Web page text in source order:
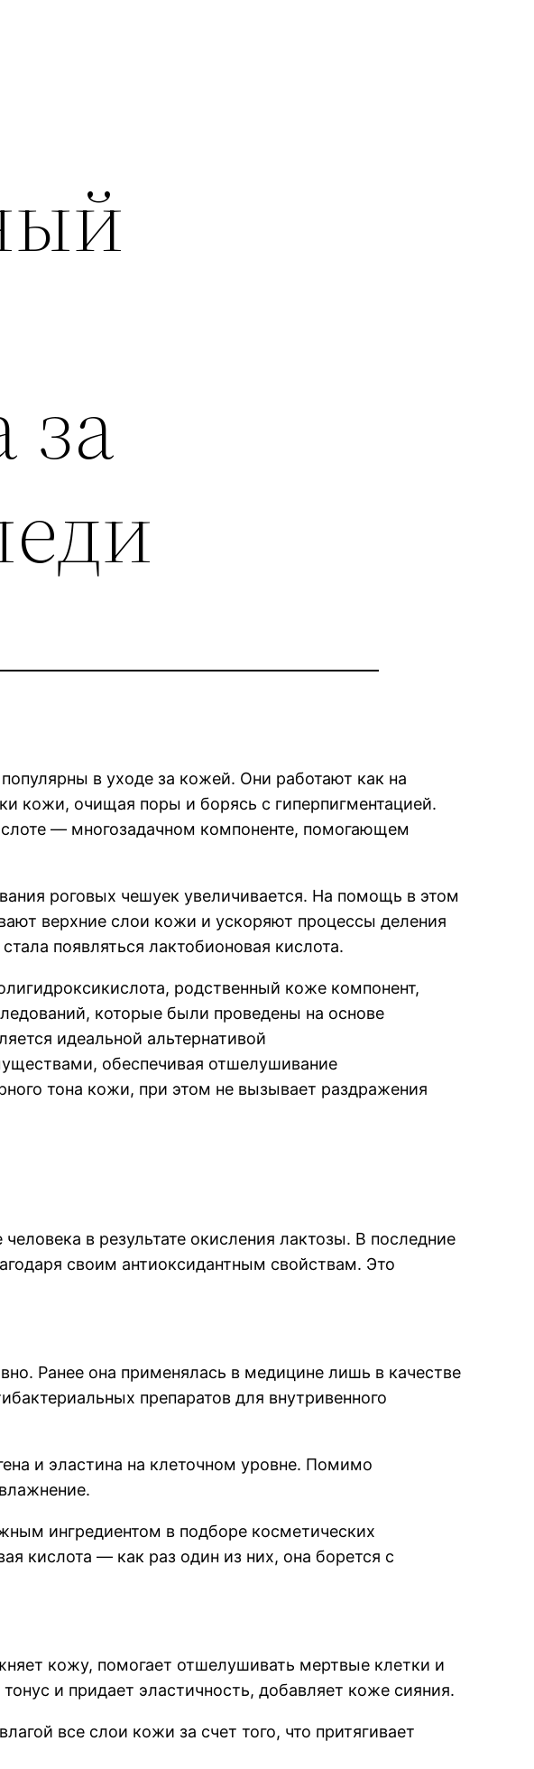
за
в уходе за кожей. Они работают как на
кожи, очищая поры и борясь с гиперпигментацией.
— многозадачном компоненте, помогающем
роговых чешуек увеличивается. На помощь в этом
верхние слои кожи и ускоряют процессы деления
появляться лактобионовая кислота.
родственный коже компонент,
которые были проведены на основе
идеальной альтернативой
обеспечивая отшелушивание
тона кожи, при этом не вызывает раздражения
в результате окисления лактозы. В последние
своим антиоксидантным свойствам. Это
Ранее она применялась в медицине лишь в качестве
препаратов для внутривенного
и эластина на клеточном уровне. Помимо
ингредиентом в подборе косметических
кислота — как раз один из них, она борется с
кожу, помогает отшелушивать мертвые клетки и
и придает эластичность, добавляет коже сияния.
все слои кожи за счет того, что притягивает